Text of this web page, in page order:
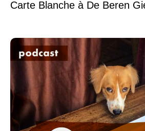
Carte Blanche à De Beren